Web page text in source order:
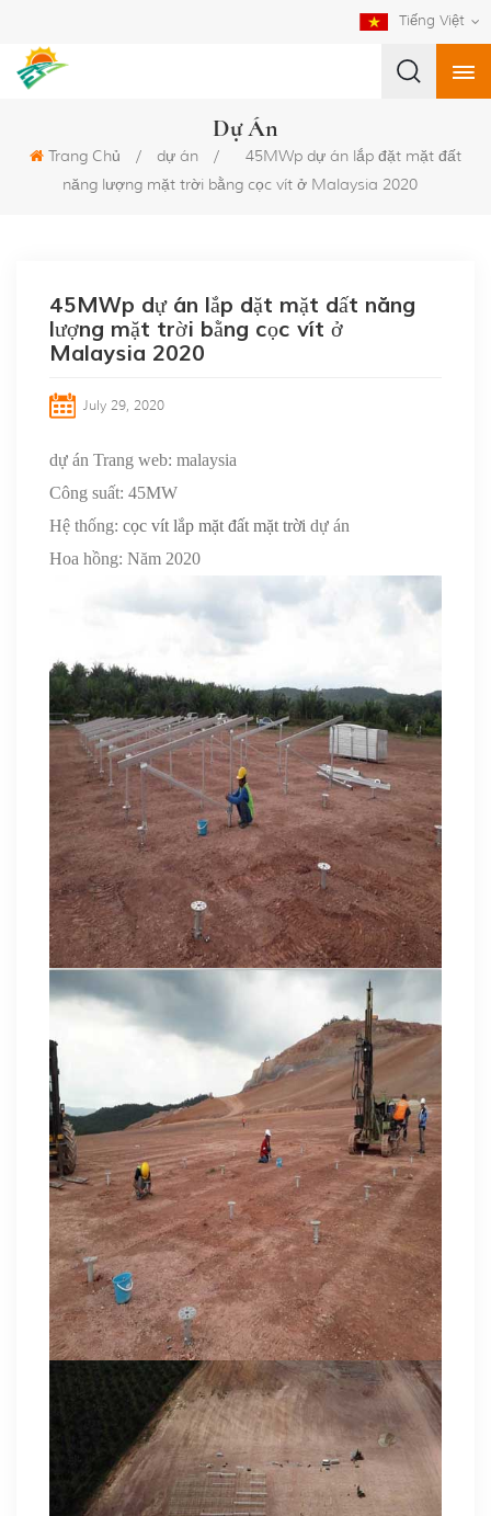
Tiếng Việt
Dự Án
Trang Chủ / dự án /
45MWp dự án lắp đặt mặt đất
năng lượng mặt trời bằng cọc vít ở Malaysia 2020
45MWp dự án lắp đặt mặt đất năng
lượng mặt trời bằng cọc vít ở
Malaysia 2020
July 29, 2020
dự án Trang web: malaysia
Công suất: 45MW
Hệ thống: cọc vít lắp mặt đất mặt trời dự án
Hoa hồng: Năm 2020